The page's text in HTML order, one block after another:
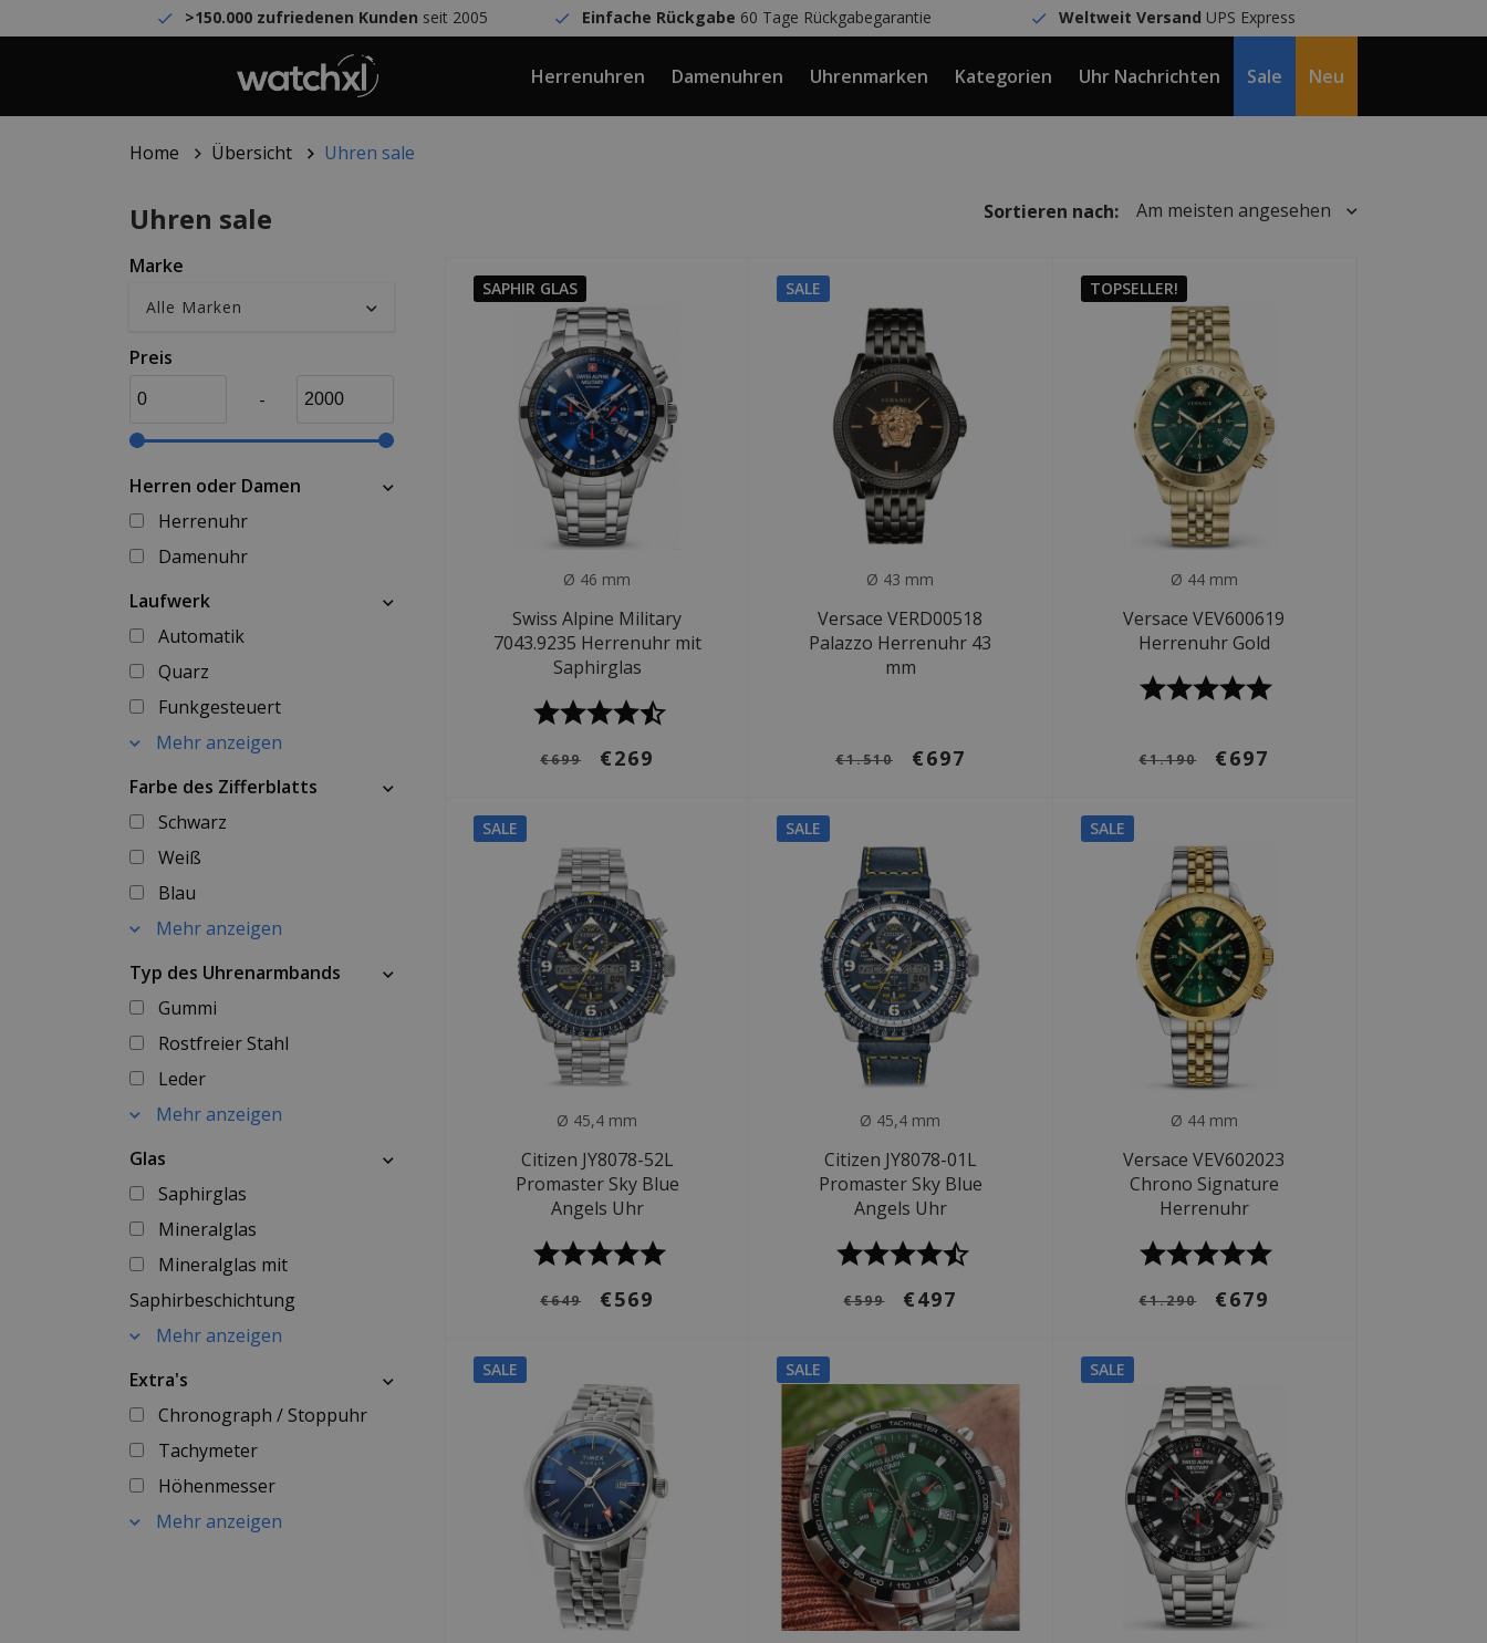
>150.000 zufriedenen Kunden seit 2005 Einfache Rückgabe 60 Tage Rückgabegarantie Weltweit Versand UPS Express
Herrenuhren Damenuhren Uhrenmarken Kategorien Uhr Nachrichten Sale Neu
Home Übersicht Uhren sale
Uhren sale Sortieren nach: Am meisten angesehen
Marke
Preis
-
Herren oder Damen
Herrenuhr
Damenuhr
Laufwerk
Automatik
Quarz
Funkgesteuert
Mehr anzeigen
Farbe des Zifferblatts
Schwarz
Weiß
Blau
Mehr anzeigen
Typ des Uhrenarmbands
Gummi
Rostfreier Stahl
Leder
Mehr anzeigen
Glas
Saphirglas
Mineralglas
Mineralglas mit
Saphirbeschichtung
Mehr anzeigen
Extra's
Chronograph / Stoppuhr
Tachymeter
Höhenmesser
Mehr anzeigen
SAPHIR GLAS
Ø 46 mm
Swiss Alpine Military
7043.9235 Herrenuhr mit
Saphirglas
€699 €269
SALE
Ø 43 mm
Versace VERD00518
Palazzo Herrenuhr 43
mm
€1.510 €697
TOPSELLER!
Ø 44 mm
Versace VEV600619
Herrenuhr Gold
€1.190 €697
SALE
Ø 45,4 mm
Citizen JY8078-52L
Promaster Sky Blue
Angels Uhr
€649 €569
SALE
Ø 45,4 mm
Citizen JY8078-01L
Promaster Sky Blue
Angels Uhr
€599 €497
SALE
Ø 44 mm
Versace VEV602023
Chrono Signature
Herrenuhr
€1.290 €679
SALE SALE SALE